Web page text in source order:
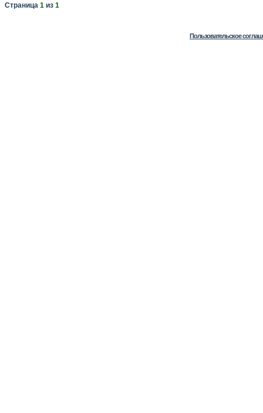
Страница 1 из 1
Пользовательское